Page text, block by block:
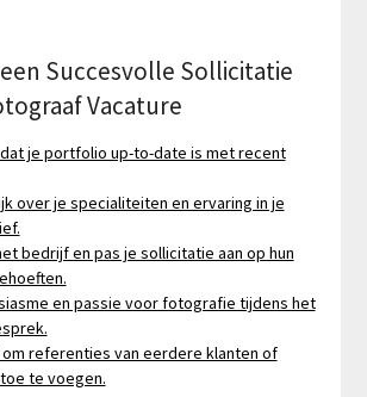
Succesvolle Sollicitatie
Vacature
je portfolio up-to-date is met recent
over je specialiteiten en ervaring in je
bedrijf en pas je sollicitatie aan op hun
en passie voor fotografie tijdens het
referenties van eerdere klanten of
te voegen.